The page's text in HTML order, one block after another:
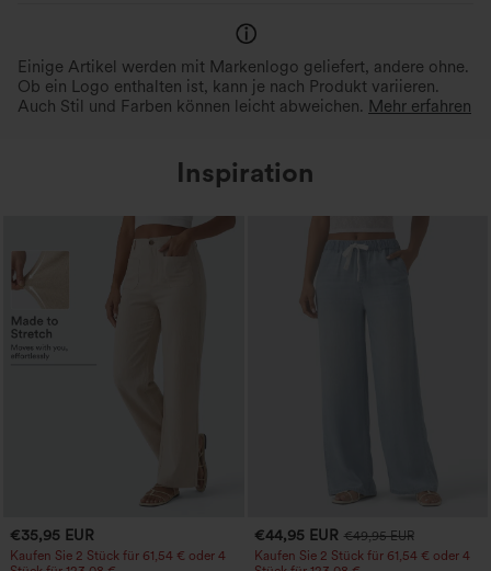
Einige Artikel werden mit Markenlogo geliefert, andere ohne.
Ob ein Logo enthalten ist, kann je nach Produkt variieren.
Auch Stil und Farben können leicht abweichen. Mehr erfahren
Inspiration
€35,95 EUR
Kaufen Sie 2 Stück für 61,54 € oder 4
€44,95 EUR €49,95 EUR
Kaufen Sie 2 Stück für 61,54 € oder 4